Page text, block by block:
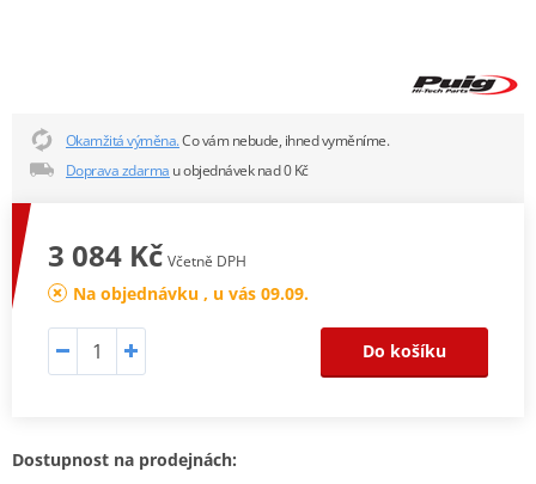
Okamžitá výměna.Co vám nebude, ihned vyměníme.
Doprava zdarma u objednávek nad 0 Kč
3 084 Kč Včetně DPH
Na objednávku , u vás 09.09.
Do košíku
Dostupnost na prodejnách: